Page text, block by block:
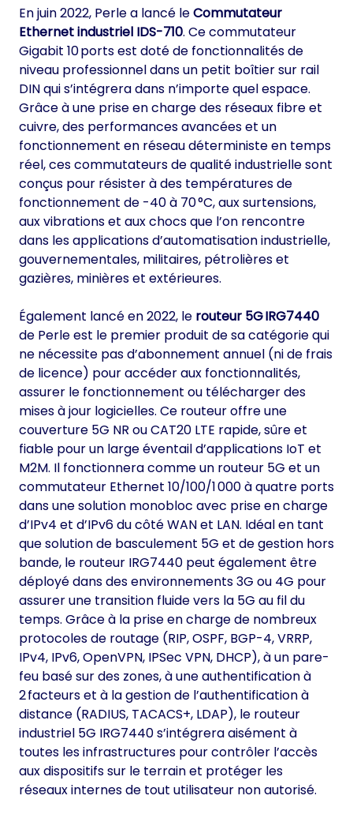
En juin 2022, Perle a lancé leCommutateur
Ethernet industriel IDS-710. Ce commutateur
Gigabit 10 ports est doté de fonctionnalités de
niveau professionnel dans un petit boîtier sur rail
DIN qui s’intégrera dans n’importe quel espace.
Grâce à une prise en charge des réseaux fibre et
cuivre, des performances avancées et un
fonctionnement en réseau déterministe en temps
réel, ces commutateurs de qualité industrielle sont
conçus pour résister à des températures de
fonctionnement de -40 à 70 °C, aux surtensions,
aux vibrations et aux chocs que l’on rencontre
dans les applications d’automatisation industrielle,
gouvernementales, militaires, pétrolières et
gazières, minières et extérieures.
Également lancé en 2022, le routeur 5G IRG7440
de Perle est le premier produit de sa catégorie qui
ne nécessite pas d’abonnement annuel (ni de frais
de licence) pour accéder aux fonctionnalités,
assurer le fonctionnement ou télécharger des
mises à jour logicielles. Ce routeur offre une
couverture 5G NR ou CAT20 LTE rapide, sûre et
fiable pour un large éventail d’applications IoT et
M2M. Il fonctionnera comme un routeur 5G et un
commutateur Ethernet 10/100/1 000 à quatre ports
dans une solution monobloc avec prise en charge
d’IPv4 et d’IPv6 du côté WAN et LAN. Idéal en tant
que solution de basculement 5G et de gestion hors
bande, le routeur IRG7440 peut également être
déployé dans des environnements 3G ou 4G pour
assurer une transition fluide vers la 5G au fil du
temps. Grâce à la prise en charge de nombreux
protocoles de routage (RIP, OSPF, BGP-4, VRRP,
IPv4, IPv6, OpenVPN, IPSec VPN, DHCP), à un pare-
feu basé sur des zones, à une authentification à
2 facteurs et à la gestion de l’authentification à
distance (RADIUS, TACACS+, LDAP), le routeur
industriel 5G IRG7440 s’intégrera aisément à
toutes les infrastructures pour contrôler l’accès
aux dispositifs sur le terrain et protéger les
réseaux internes de tout utilisateur non autorisé.